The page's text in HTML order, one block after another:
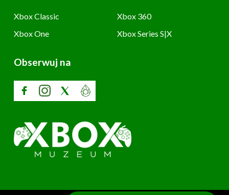
Xbox Classic
Xbox 360
Xbox One
Xbox Series S|X
Obserwuj na